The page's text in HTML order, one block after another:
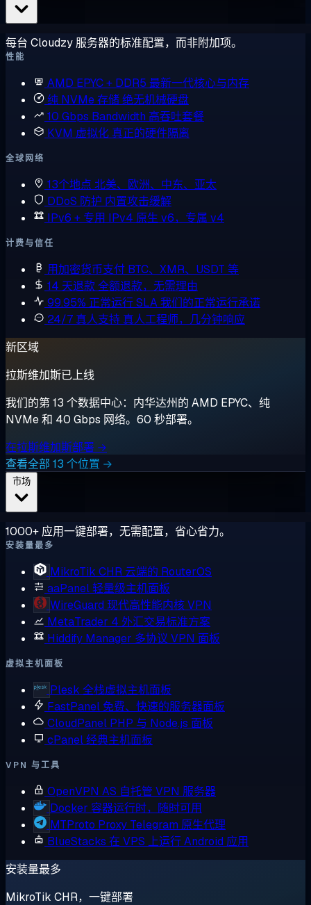
每台 Cloudzy 服务器的标准配置，而非附加项。
性能
AMD EPYC + DDR5 最新一代核心与内存
纯 NVMe 存储绝无机械硬盘
10 Gbps Bandwidth 高吞吐套餐
KVM 虚拟化 真正的硬件隔离
全球网络
13个地点 北美、欧洲、中东、亚太
DDoS 防护 内置攻击缓解
IPv6 + 专用 IPv4 原生 v6，专属 v4
计费与信任
用加密货币支付 BTC、XMR、USDT 等
14 天退款全额退款，无需理由
99.95% 正常运行 SLA我们的正常运行承诺
24/7 真人支持 真人工程师，几分钟响应
新区域
拉斯维加斯已上线
我们的第 13 个数据中心：内华达州的 AMD EPYC、纯
NVMe 和 40 Gbps 网络。60 秒部署。
在拉斯维加斯部署 →
查看全部 13 个位置 →
1000+ 应用一键部署，无需配置，省心省力。
安装量最多
MikroTik CHR 云端的 RouterOS
aaPanel轻量级主机面板
WireGuard 现代高性能内核 VPN
MetaTrader 4 外汇交易标准方案
Hiddify Manager 多协议 VPN 面板
虚拟主机面板
Plesk 全栈虚拟主机面板
FastPanel 免费、快速的服务器面板
CloudPanel PHP 与 Node.js 面板
cPanel经典主机面板
VPN 与工具
OpenVPN AS 自托管 VPN 服务器
Docker 容器运行时，随时可用
MTProto Proxy Telegram 原生代理
BlueStacks 在 VPS 上运行 Android 应用
安装量最多
MikroTik CHR，一键部署